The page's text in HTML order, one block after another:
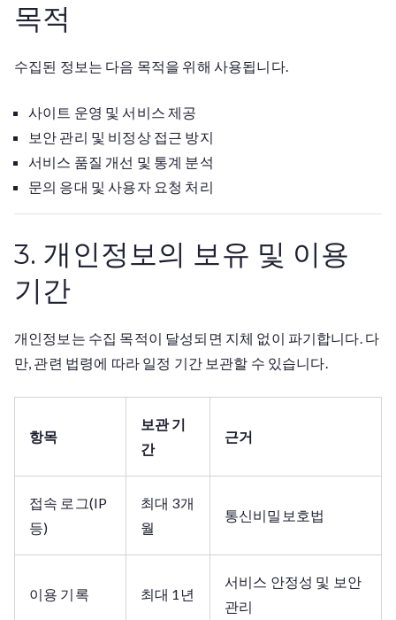
목적
수집된 정보는 다음 목적을 위해 사용됩니다.
사이트 운영 및 서비스 제공
보안 관리 및 비정상 접근 방지
서비스 품질 개선 및 통계 분석
문의 응대 및 사용자 요청 처리
3. 개인정보의 보유 및 이용
기간
개인정보는 수집 목적이 달성되면 지체 없이 파기합니다. 다
만, 관련 법령에 따라 일정 기간 보관할 수 있습니다.
항목
보관 기
간
근거
접속 로그(IP
등)
최대 3개
월
통신비밀보호법
이용 기록 최대 1년
서비스 안정성 및 보안
관리